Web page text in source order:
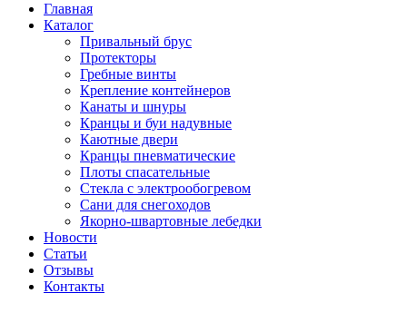
Главная
Каталог
Привальный брус
Протекторы
Гребные винты
Крепление контейнеров
Канаты и шнуры
Кранцы и буи надувные
Каютные двери
Кранцы пневматические
Плоты спасательные
Стекла с электрообогревом
Сани для снегоходов
Якорно-швартовные лебедки
Новости
Статьи
Отзывы
Контакты